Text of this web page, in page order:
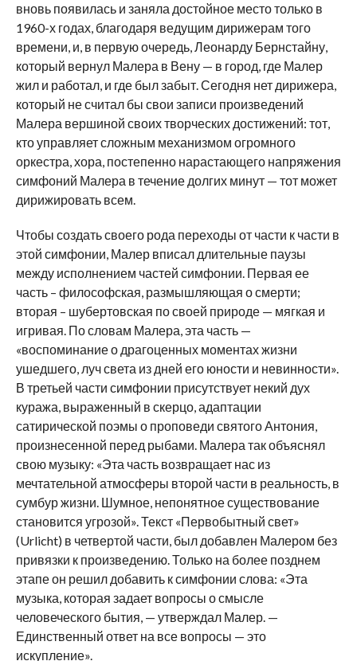
вновь появилась и заняла достойное место только в
1960-х годах, благодаря ведущим дирижерам того
времени, и, в первую очередь, Леонарду Бернстайну,
который вернул Малера в Вену — в город, где Малер
жил и работал, и где был забыт. Сегодня нет дирижера,
который не считал бы свои записи произведений
Малера вершиной своих творческих достижений: тот,
кто управляет сложным механизмом огромного
оркестра, хора, постепенно нарастающего напряжения
симфоний Малера в течение долгих минут — тот может
дирижировать всем.
Чтобы создать своего рода переходы от части к части в
этой симфонии, Малер вписал длительные паузы
между исполнением частей симфонии. Первая ее
часть – философская, размышляющая о смерти;
вторая – шубертовская по своей природе — мягкая и
игривая. По словам Малера, эта часть —
«воспоминание о драгоценных моментах жизни
ушедшего, луч света из дней его юности и невинности».
В третьей части симфонии присутствует некий дух
куража, выраженный в скерцо, адаптации
сатирической поэмы о проповеди святого Антония,
произнесенной перед рыбами. Малера так объяснял
свою музыку: «Эта часть возвращает нас из
мечтательной атмосферы второй части в реальность, в
сумбур жизни. Шумное, непонятное существование
становится угрозой». Текст «Первобытный свет»
(Urlicht) в четвертой части, был добавлен Малером без
привязки к произведению. Только на более позднем
этапе он решил добавить к симфонии слова: «Эта
музыка, которая задает вопросы о смысле
человеческого бытия, — утверждал Малер. —
Единственный ответ на все вопросы — это
искупление».